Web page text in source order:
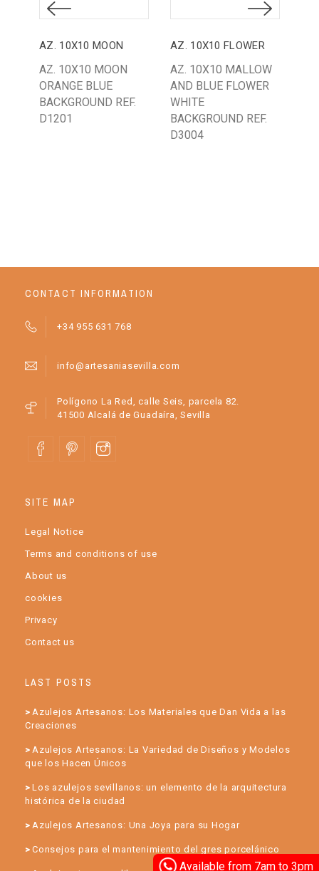
Available from 7am to 3pm
AZ. 10X10 MOON
AZ. 10X10 MOON
ORANGE BLUE
BACKGROUND REF.
D1201
AZ. 10X10 FLOWER
AZ. 10X10 MALLOW
AND BLUE FLOWER
WHITE
BACKGROUND REF.
D3004
CONTACT INFORMATION
+34 955 631 768
info@artesaniasevilla.com
Polígono La Red, calle Seis, parcela 82.
41500 Alcalá de Guadaíra, Sevilla
SITE MAP
Legal Notice
Terms and conditions of use
About us
cookies
Privacy
Contact us
LAST POSTS
Azulejos Artesanos: Los Materiales que Dan Vida a las
Creaciones
Azulejos Artesanos: La Variedad de Diseños y Modelos
que los Hacen Únicos
Los azulejos sevillanos: un elemento de la arquitectura
histórica de la ciudad
Azulejos Artesanos: Una Joya para su Hogar
Consejos para el mantenimiento del gres porcelánico